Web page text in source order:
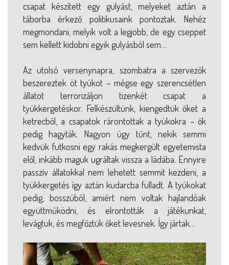
csapat készített egy gulyást, melyeket aztán a
táborba érkező politikusaink pontoztak. Nehéz
megmondani, melyik volt a legjobb, de egy cseppet
sem kellett kidobni egyik gulyásból sem…
Az utolsó versenynapra, szombatra a szervezők
beszereztek öt tyúkot – mégse egy szerencsétlen
állatot terrorizáljon tizenkét csapat a
tyúkkergetéskor. Felkészültünk, kiengedtük őket a
ketrecből, a csapatok rárontottak a tyúkokra – ők
pedig hagyták. Nagyon úgy tűnt, nekik semmi
kedvük futkosni egy rakás megkergült egyetemista
elől, inkább maguk ugráltak vissza a ládába. Ennyire
passzív állatokkal nem lehetett semmit kezdeni, a
tyúkkergetés így aztán kudarcba fulladt. A tyúkokat
pedig, bosszúból, amiért nem voltak hajlandóak
együttműködni, és elrontották a játékunkat,
levágtuk, és megfőztük őket levesnek. Így jártak…